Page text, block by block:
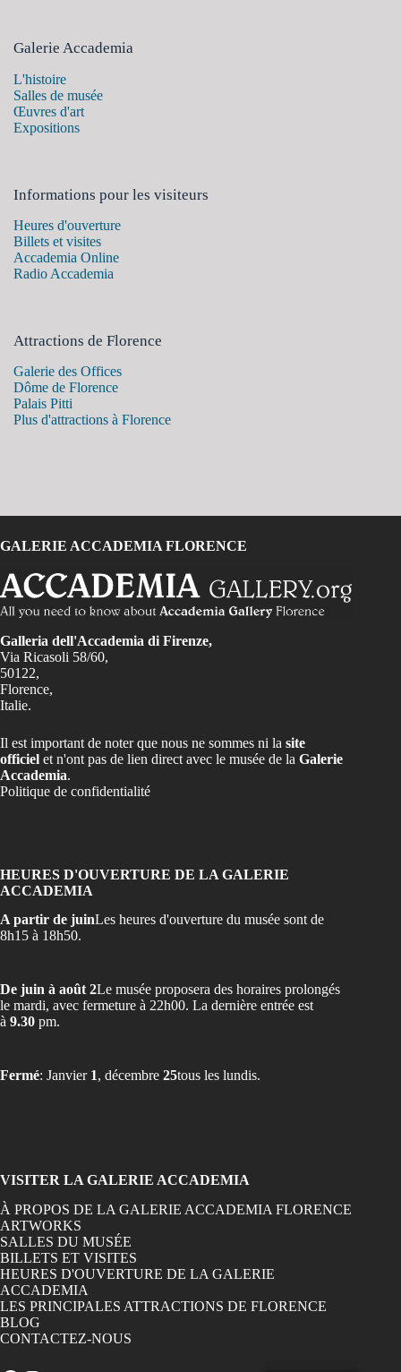
Galerie Accademia
L'histoire
Salles de musée
Œuvres d'art
Expositions
Informations pour les visiteurs
Heures d'ouverture
Billets et visites
Accademia Online
Radio Accademia
Attractions de Florence
Galerie des Offices
Dôme de Florence
Palais Pitti
Plus d'attractions à Florence
GALERIE ACCADEMIA FLORENCE
Galleria dell'Accademia di Firenze,
Via Ricasoli 58/60,
50122,
Florence,
Italie.
Il est important de noter que nous ne sommes ni la site
officiel et n'ont pas de lien direct avec le musée de la Galerie
Accademia.
Politique de confidentialité
HEURES D'OUVERTURE DE LA GALERIE
ACCADEMIA
A partir de juinLes heures d'ouverture du musée sont de
8h15 à 18h50.
De juin à août 2Le musée proposera des horaires prolongés
le mardi, avec fermeture à 22h00. La dernière entrée est
à 9.30 pm.
Fermé: Janvier 1, décembre 25tous les lundis.
VISITER LA GALERIE ACCADEMIA
À PROPOS DE LA GALERIE ACCADEMIA FLORENCE
ARTWORKS
SALLES DU MUSÉE
BILLETS ET VISITES
HEURES D'OUVERTURE DE LA GALERIE
ACCADEMIA
LES PRINCIPALES ATTRACTIONS DE FLORENCE
BLOG
CONTACTEZ-NOUS